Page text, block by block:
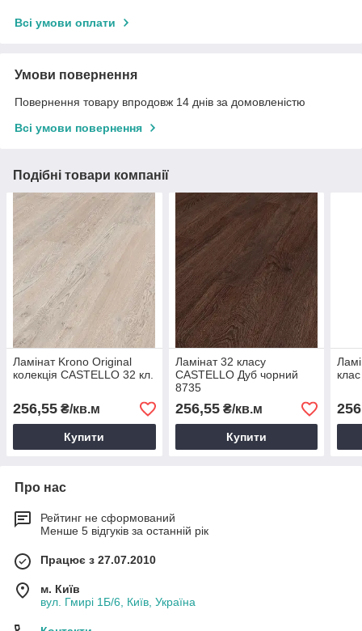
Всі умови оплати
Умови повернення
Повернення товару впродовж 14 днів за домовленістю
Всі умови повернення
Подібні товари компанії
Ламінат Krono Original
колекція CASTELLO 32 кл.
256,55 ₴/кв.м
Купити
Ламінат 32 класу
CASTELLO Дуб чорний
8735
256,55₴/кв.м
Купити
клас
Про нас
Рейтинг не сформований
Менше 5 відгуків за останній рік
Працює з 27.07.2010
м. Київ
вул. Гмирі 1Б/6, Київ, Україна